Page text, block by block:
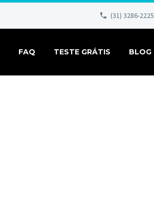
(31) 3286-2225
FAQ TESTE GRÁTIS BLOG